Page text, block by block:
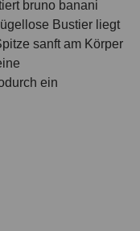
bruno banani
Bustier liegt
sanft am Körper
ein